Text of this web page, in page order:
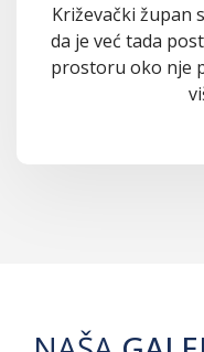
Križevački župan
da je već tada
prostoru oko nje